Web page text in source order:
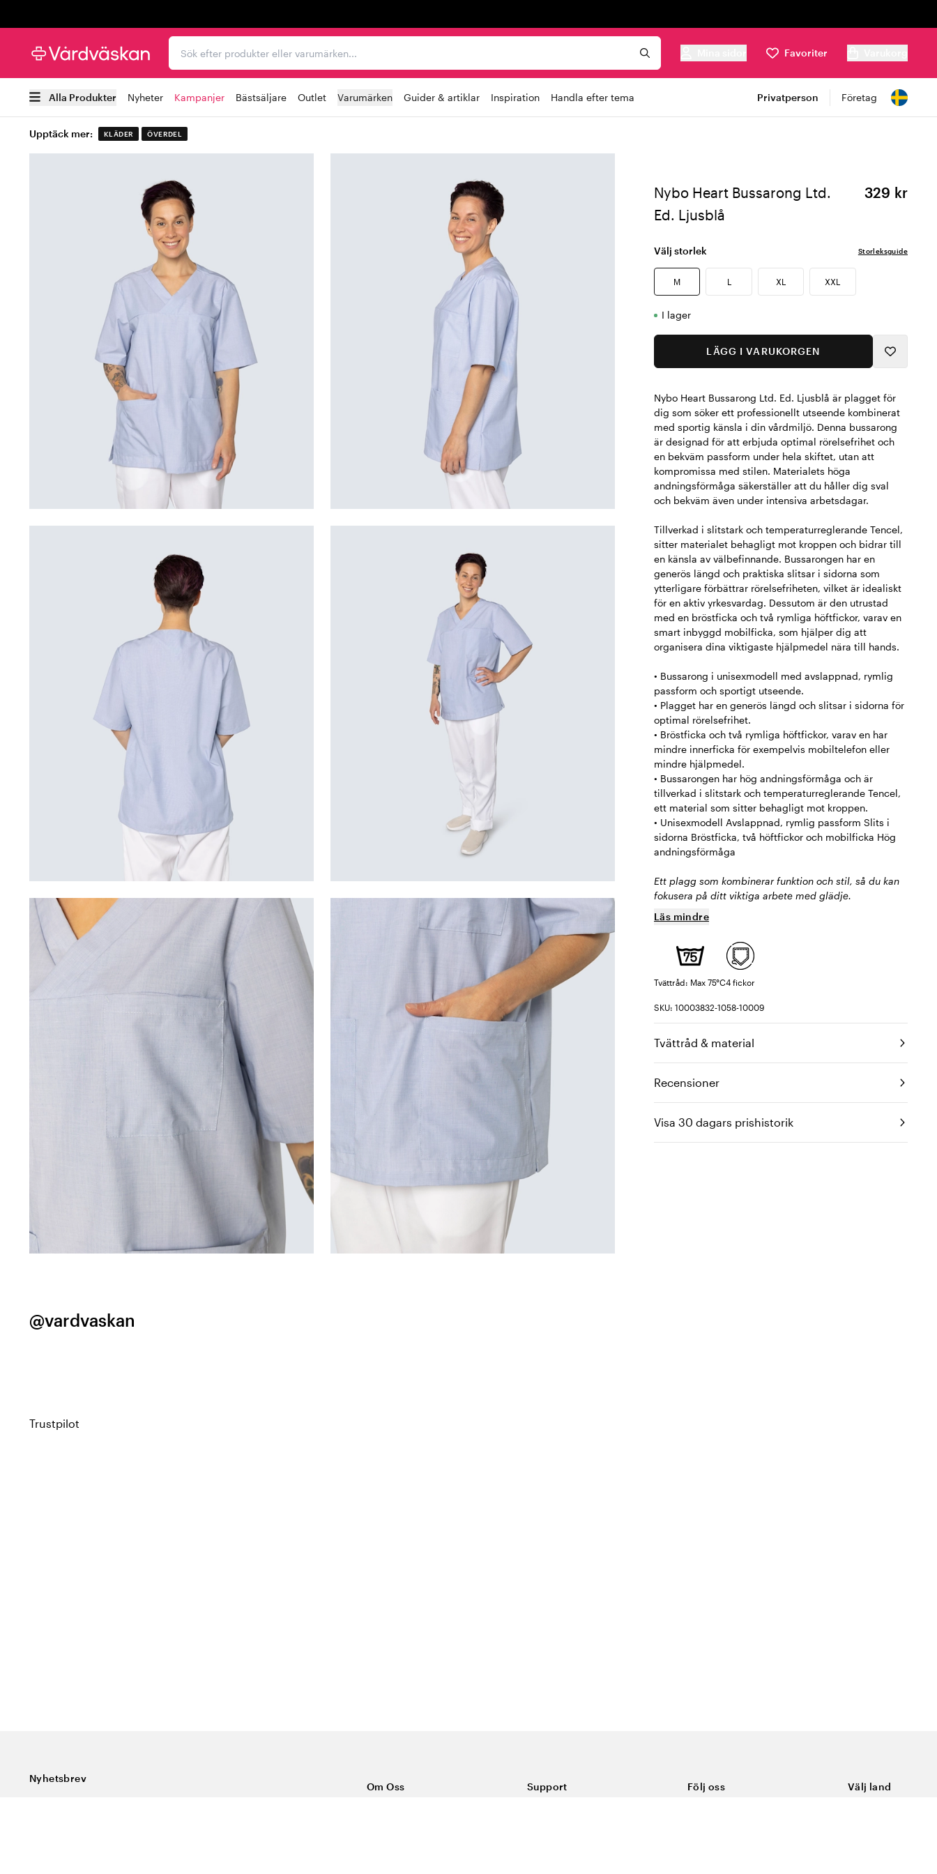
Sök efter produkter eller varumärken...
Favoriter
Alla Produkter Nyheter Kampanjer Bästsäljare Outlet Varumärken Guider & artiklar Inspiration Handla efter tema Privatperson Företag
Upptäck mer: KLÄDER ÖVERDEL
Nybo Heart Bussarong Ltd.
Ed. Ljusblå
329 kr
Välj storlek Storleksguide
M L XL XXL
I lager
LÄGG I VARUKORGEN
Nybo Heart Bussarong Ltd. Ed. Ljusblå är plagget för
dig som söker ett professionellt utseende kombinerat
med sportig känsla i din vårdmiljö. Denna bussarong
är designad för att erbjuda optimal rörelsefrihet och
en bekväm passform under hela skiftet, utan att
kompromissa med stilen. Materialets höga
andningsförmåga säkerställer att du håller dig sval
och bekväm även under intensiva arbetsdagar.
Tillverkad i slitstark och temperaturreglerande Tencel,
sitter materialet behagligt mot kroppen och bidrar till
en känsla av välbefinnande. Bussarongen har en
generös längd och praktiska slitsar i sidorna som
ytterligare förbättrar rörelsefriheten, vilket är idealiskt
för en aktiv yrkesvardag. Dessutom är den utrustad
med en bröstficka och två rymliga höftfickor, varav en
smart inbyggd mobilficka, som hjälper dig att
organisera dina viktigaste hjälpmedel nära till hands.
• Bussarong i unisexmodell med avslappnad, rymlig
passform och sportigt utseende.
• Plagget har en generös längd och slitsar i sidorna för
optimal rörelsefrihet.
• Bröstficka och två rymliga höftfickor, varav en har
mindre innerficka för exempelvis mobiltelefon eller
mindre hjälpmedel.
• Bussarongen har hög andningsförmåga och är
tillverkad i slitstark och temperaturreglerande Tencel,
ett material som sitter behagligt mot kroppen.
• Unisexmodell Avslappnad, rymlig passform Slits i
sidorna Bröstficka, två höftfickor och mobilficka Hög
andningsförmåga
Ett plagg som kombinerar funktion och stil, så du kan
fokusera på ditt viktiga arbete med glädje.
Läs mindre
Tvättråd: Max 75°C4 fickor
SKU: 10003832-1058-10009
Tvättråd & material
Recensioner
Visa 30 dagars prishistorik
@vardvaskan
Trustpilot
Nyhetsbrev
Om Oss Support Följ oss Välj land